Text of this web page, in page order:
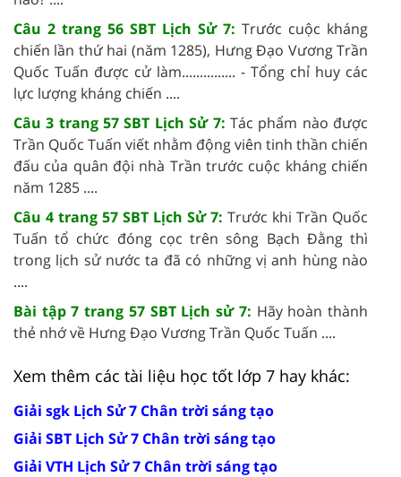
Câu 2 trang 56 SBT Lịch Sử 7: Trước cuộc kháng
chiến lần thứ hai (năm 1285), Hưng Đạo Vương Trần
Quốc Tuấn được cử làm............... - Tổng chỉ huy các
lực lượng kháng chiến ....
Câu 3 trang 57 SBT Lịch Sử 7: Tác phẩm nào được
Trần Quốc Tuấn viết nhằm động viên tinh thần chiến
đấu của quân đội nhà Trần trước cuộc kháng chiến
năm 1285 ....
Câu 4 trang 57 SBT Lịch Sử 7: Trước khi Trần Quốc
Tuấn tổ chức đóng cọc trên sông Bạch Đằng thì
trong lịch sử nước ta đã có những vị anh hùng nào
....
Bài tập 7 trang 57 SBT Lịch sử 7: Hãy hoàn thành
thẻ nhớ về Hưng Đạo Vương Trần Quốc Tuấn ....
Xem thêm các tài liệu học tốt lớp 7 hay khác:
Giải sgk Lịch Sử 7 Chân trời sáng tạo
Giải SBT Lịch Sử 7 Chân trời sáng tạo
Giải VTH Lịch Sử 7 Chân trời sáng tạo